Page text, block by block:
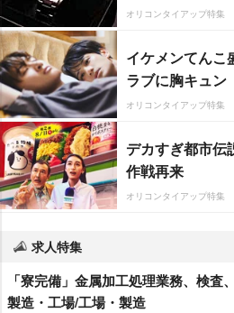
オリコンタイアップ特集
イケメンてんこ
ラブに胸キュン
オリコンタイアップ特集
デカすぎ都市伝
作戦再来
オリコンタイアップ特集
求人特集
「寮完備」金属加工処理業務、検査
製造・工場/工場・製造